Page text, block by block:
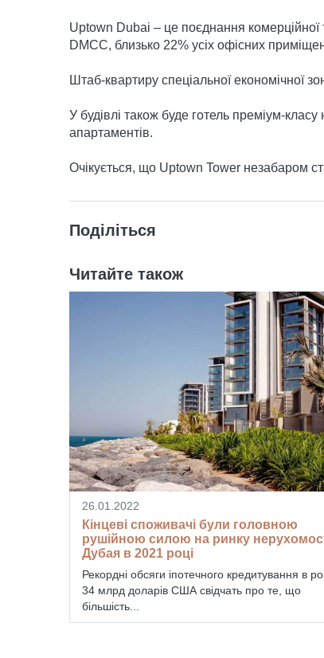
Uptown Dubai – це поєднання
DMCC, близько 22% усіх офісних
Штаб-квартиру спеціальної економічної
У будівлі також буде готель преміум-
апартаментів.
Очікується, що Uptown Tower незабаром
Поділіться
Читайте також
26.01.2022
Кінцеві споживачі були головною
рушійною силою на ринку
Дубая в 2021 році
Рекордні обсяги іпотечного кредитування в
34 млрд доларів США свідчать про те, що
більшість...